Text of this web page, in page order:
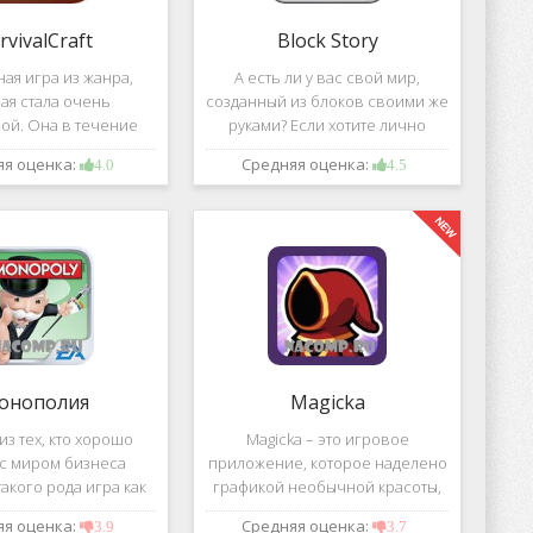
игра из жанра,
стала очень
Она в течение
временного
попала в список
качество графики,
оценка: 4.0
Block Story
А есть ли у вас свой мир,
созданный из блоков своими же
руками? Если хотите лично
воздвигнуть для себя такой мир,
тогда игра, которая называется
Средняя оценка: 4.5
тех, кто хорошо
миром бизнеса
рода игра как
настольная игра
оценка: 3.9
Magicka
Magicka – это игровое
приложение, которое наделено
графикой необычной красоты,
все персонажи в нем весьма
Средняя оценка: 3.7